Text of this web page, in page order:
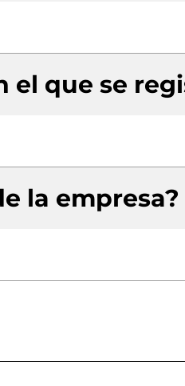
el que se
la empresa?